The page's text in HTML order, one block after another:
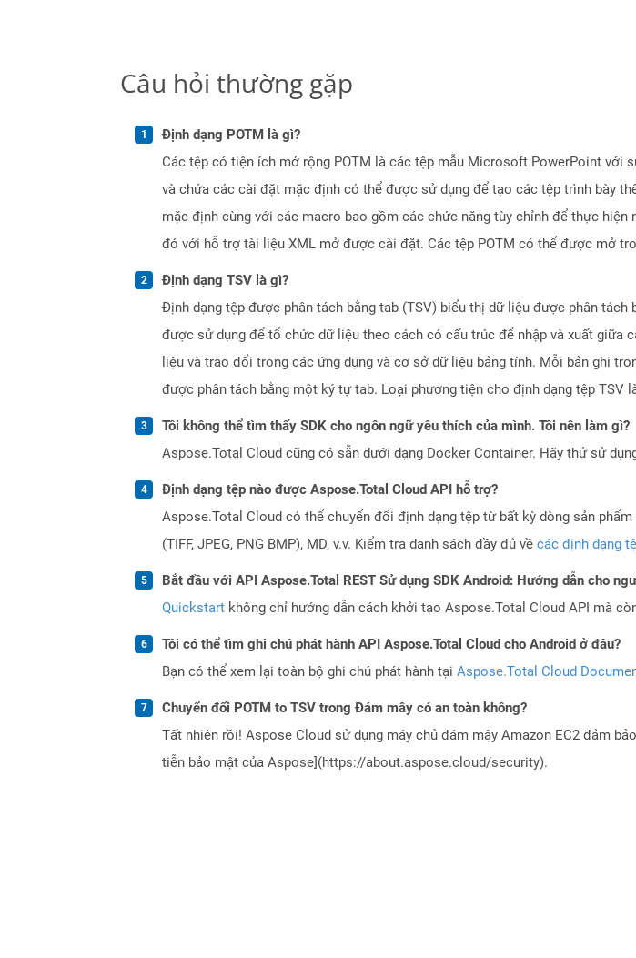
Câu hỏi thường gặp
Định dạng POTM là gì?
Các tệp có tiện ích mở rộng POTM là các tệp mẫu Microsoft PowerPoint
và chứa các cài đặt mặc định có thể được sử dụng để tạo các tệp trình bày
mặc định cùng với các macro bao gồm các chức năng tùy chỉnh để thực
đó với hỗ trợ tài liệu XML mở được cài đặt. Các tệp POTM có thể được mở
Định dạng TSV là gì?
Định dạng tệp được phân tách bằng tab (TSV) biểu thị dữ liệu được phân
được sử dụng để tổ chức dữ liệu theo cách có cấu trúc để nhập và xuất giữa
liệu và trao đổi trong các ứng dụng và cơ sở dữ liệu bảng tính. Mỗi bản ghi
được phân tách bằng một ký tự tab. Loại phương tiện cho định dạng tệp TSV
Tôi không thể tìm thấy SDK cho ngôn ngữ yêu thích của mình. Tôi nên làm gì?
Aspose.Total Cloud cũng có sẵn dưới dạng Docker Container. Hãy thử sử
Định dạng tệp nào được Aspose.Total Cloud API hỗ trợ?
Aspose.Total Cloud có thể chuyển đổi định dạng tệp từ bất kỳ dòng sản phẩm
(TIFF, JPEG, PNG BMP), MD, v.v. Kiểm tra danh sách đầy đủ về các định dạng
Bắt đầu với API Aspose.Total REST Sử dụng SDK Android: Hướng dẫn cho
Quickstart không chỉ hướng dẫn cách khởi tạo Aspose.Total Cloud API mà
Tôi có thể tìm ghi chú phát hành API Aspose.Total Cloud cho Android ở đâu?
Bạn có thể xem lại toàn bộ ghi chú phát hành tại Aspose.Total Cloud
Chuyển đổi POTM to TSV trong Đám mây có an toàn không?
Tất nhiên rồi! Aspose Cloud sử dụng máy chủ đám mây Amazon EC2 đảm
tiễn bảo mật của Aspose](https://about.aspose.cloud/security).